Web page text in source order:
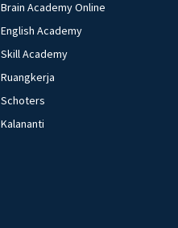
Brain Academy Online
English Academy
Skill Academy
Ruangkerja
Schoters
Kalananti